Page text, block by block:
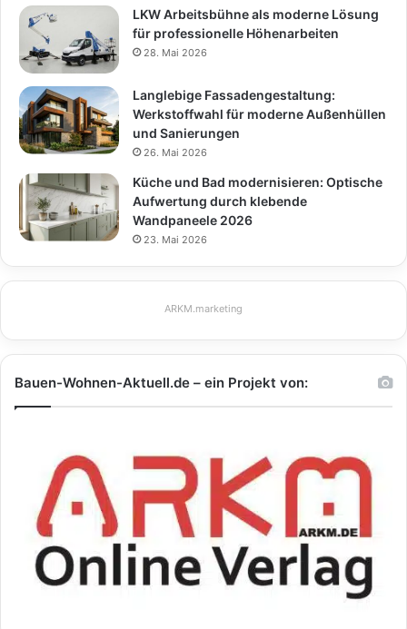
LKW Arbeitsbühne als moderne Lösung
für professionelle Höhenarbeiten
28. Mai 2026
Langlebige Fassadengestaltung:
Werkstoffwahl für moderne Außenhüllen
und Sanierungen
26. Mai 2026
Küche und Bad modernisieren: Optische
Aufwertung durch klebende
Wandpaneele 2026
23. Mai 2026
ARKM.marketing
Bauen-Wohnen-Aktuell.de – ein Projekt von: